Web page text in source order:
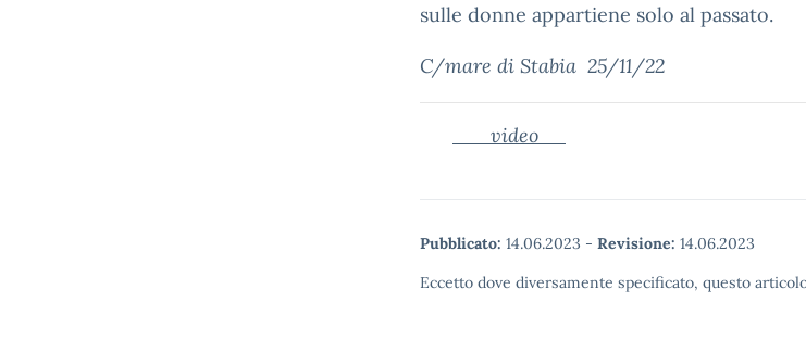
sulle donne appartiene solo al passato.
C/mare di Stabia 25/11/22
video
Pubblicato: 14.06.2023 - Revisione: 14.06.2023
Eccetto dove diversamente specificato, questo